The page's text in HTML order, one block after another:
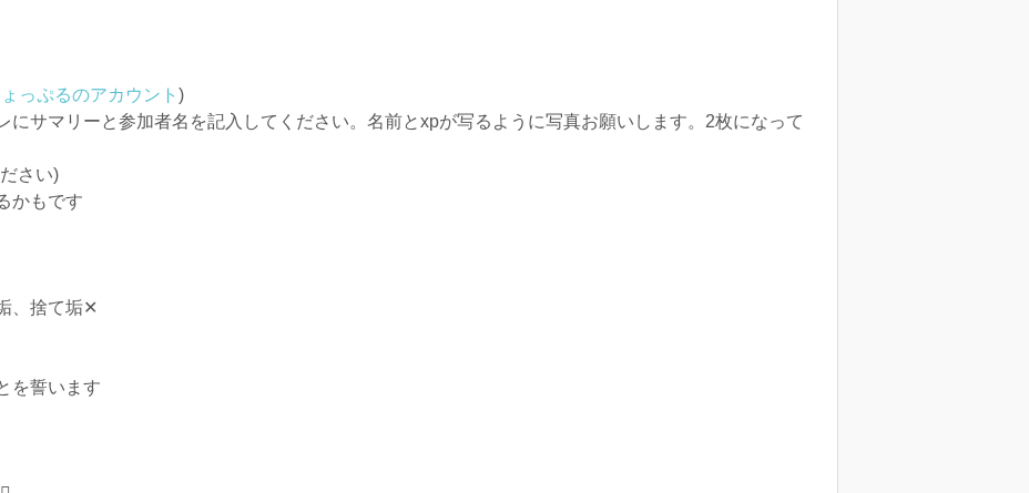
っぷるのアカウント )
にサマリーと参加者名を記入してください。名前とxpが写るように写真お願いします。2枚になって
さい)
かもです
、捨て垢‪✕‬
を誓います